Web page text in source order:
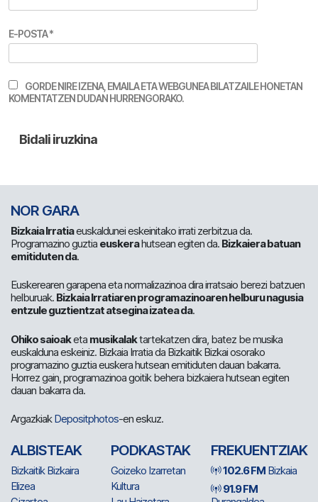
E-POSTA*
GORDE NIRE IZENA, EMAILA ETA WEBGUNEA BILATZAILE HONETAN
KOMENTATZEN DUDAN HURRENGORAKO.
NOR GARA
Bizkaia Irratiaeuskaldunei eskeinitako irrati zerbitzua da.
Programazino guztia euskerahutsean egiten da. Bizkaiera batuan
emitiduten da.
Euskerearen garapena eta normalizazinoa dira irratsaio berezi batzuen
helburuak. Bizkaia Irratiaren programazinoaren helburu nagusia
entzule guztientzat atsegina izatea da.
Ohiko saioaketa musikalaktartekatzen dira, batez be musika
euskalduna eskeiniz. Bizkaia Irratia da Bizkaitik Bizkai osorako
programazino guztia euskera hutsean emitiduten dauan bakarra.
Horrez gain, programazinoa goitik behera bizkaiera hutsean egiten
dauan bakarra da.
ArgazkiakDepositphotos-en eskuz.
ALBISTEAK
Bizkaitik Bizkaira
Elizea
PODKASTAK
Goizeko Izarretan
Kultura
FREKUENTZIAK
102.6 FM Bizkaia
91.9 FM